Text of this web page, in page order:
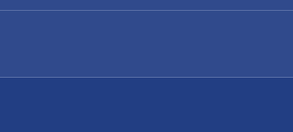
una nuova scheda